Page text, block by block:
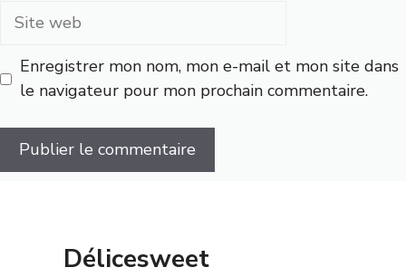
Site
Enregistrer mon nom, mon e-mail et mon site dans
le navigateur pour mon prochain commentaire.
Délicesweet